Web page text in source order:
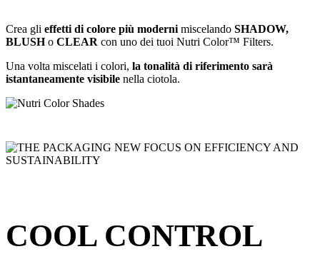
Crea gli effetti di colore più moderni miscelando SHADOW,
BLUSHo CLEAR con uno dei tuoi Nutri Color™ Filters.
Una volta miscelati i colori, la tonalità di riferimento sarà
istantaneamente visibile nella ciotola.
COOL CONTROL